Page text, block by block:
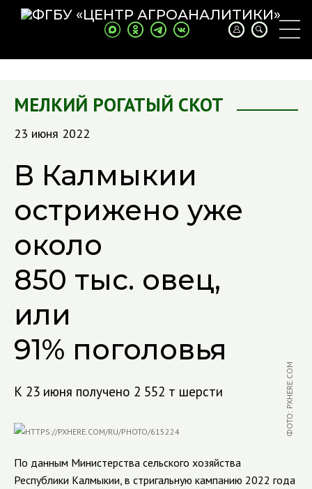
МЕЛКИЙ РОГАТЫЙ СКОТ
23 июня 2022
В Калмыкии
острижено уже
около
850 тыс. овец,
или
91% поголовья
К 23 июня получено 2 552 т шерсти ФОТО: PXHERE.COM
По данным Министерства сельского хозяйства
Республики Калмыкии, в стригальную кампанию 2022 года